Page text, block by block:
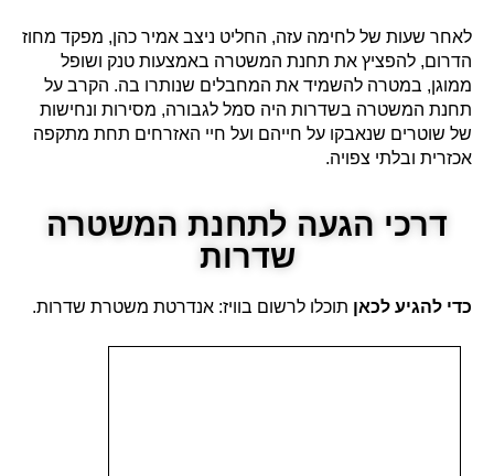
לאחר שעות של לחימה עזה, החליט ניצב אמיר כהן, מפקד מחוז
הדרום, להפציץ את תחנת המשטרה באמצעות טנק ושופל
ממוגן, במטרה להשמיד את המחבלים שנותרו בה. הקרב על
תחנת המשטרה בשדרות היה סמל לגבורה, מסירות ונחישות
של שוטרים שנאבקו על חייהם ועל חיי האזרחים תחת מתקפה
אכזרית ובלתי צפויה.
דרכי הגעה לתחנת המשטרה
שדרות
כדי להגיע לכאן תוכלו לרשום בוויז: אנדרטת משטרת שדרות.